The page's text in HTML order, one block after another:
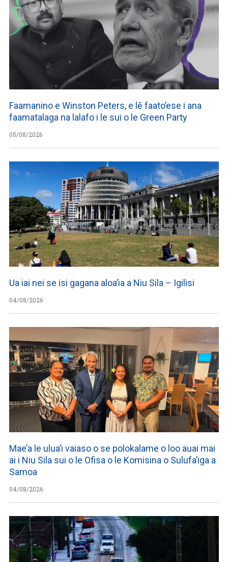
Faamanino e Winston Peters, e lē faato’ese i ana
faamatalaga na lalafo i le sui o le Green Party
05/08/2026
Ua iai nei se isi gagana aloa’ia a Niu Sila – Igilisi
04/08/2026
Mae’a le ulua’i vaiaso o se polokalame o loo auai mai
ai i Niu Sila sui o le Ofisa o le Komisina o Sulufa’iga a
Samoa
04/08/2026